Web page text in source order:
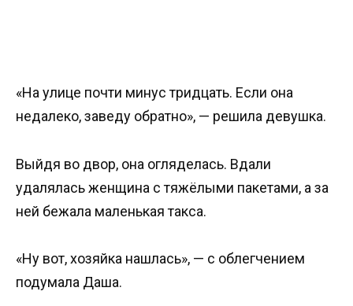
«На улице почти минус тридцать. Если она
недалеко, заведу обратно», — решила девушка.
Выйдя во двор, она огляделась. Вдали
удалялась женщина с тяжёлыми пакетами, а за
ней бежала маленькая такса.
«Ну вот, хозяйка нашлась», — с облегчением
подумала Даша.